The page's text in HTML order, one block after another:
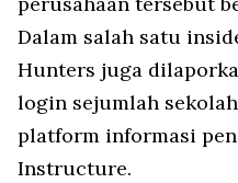
Dalam salah satu
Hunters juga
login sejumlah
platform informasi
Instructure.